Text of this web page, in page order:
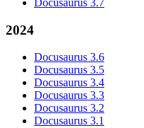
Docusaurus 3.7
2024
Docusaurus 3.6
Docusaurus 3.5
Docusaurus 3.4
Docusaurus 3.3
Docusaurus 3.2
Docusaurus 3.1